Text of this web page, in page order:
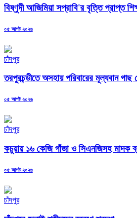
বিষ্ণুদী আজিমিয়া সপ্রাবি'র বৃত্তি প্রাপ্ত
Posted
০৫ আগষ্ট ২০২৬
চাঁদপুর
তরপুরচন্ডীতে অসহায় পরিবারের মূল্যবান
Posted
০৫ আগষ্ট ২০২৬
চাঁদপুর
কচুয়ায় ১৬ কেজি গাঁজা ও সিএনজিসহ মাদক
Posted
০৫ আগষ্ট ২০২৬
চাঁদপুর